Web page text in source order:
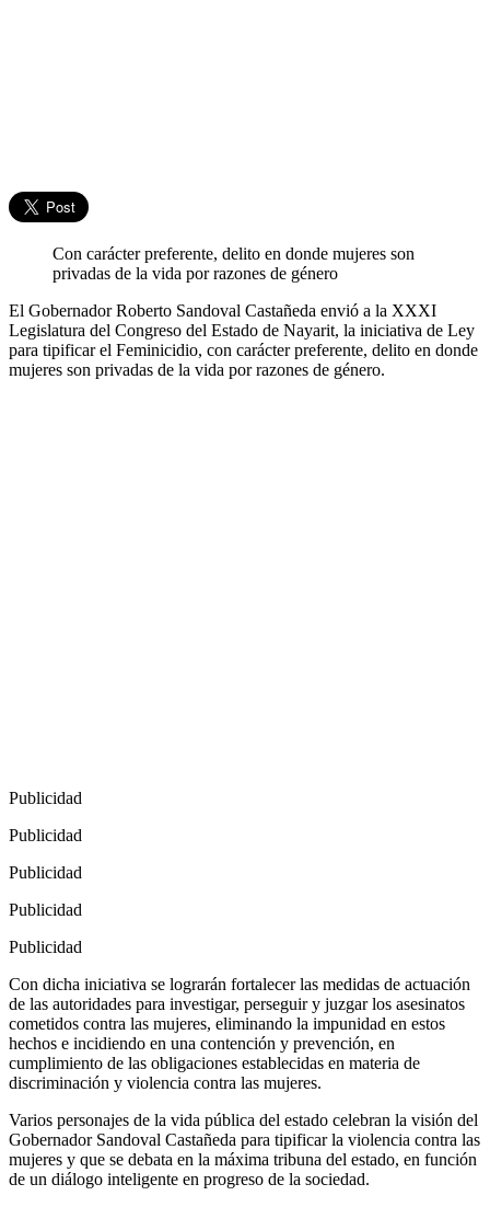
Con carácter preferente, delito en donde mujeres son
privadas de la vida por razones de género
El Gobernador Roberto Sandoval Castañeda envió a la XXXI
Legislatura del Congreso del Estado de Nayarit, la iniciativa de Ley
para tipificar el Feminicidio, con carácter preferente, delito en donde
mujeres son privadas de la vida por razones de género.
Publicidad
Publicidad
Publicidad
Publicidad
Publicidad
Con dicha iniciativa se lograrán fortalecer las medidas de actuación
de las autoridades para investigar, perseguir y juzgar los asesinatos
cometidos contra las mujeres, eliminando la impunidad en estos
hechos e incidiendo en una contención y prevención, en
cumplimiento de las obligaciones establecidas en materia de
discriminación y violencia contra las mujeres.
Varios personajes de la vida pública del estado celebran la visión del
Gobernador Sandoval Castañeda para tipificar la violencia contra las
mujeres y que se debata en la máxima tribuna del estado, en función
de un diálogo inteligente en progreso de la sociedad.